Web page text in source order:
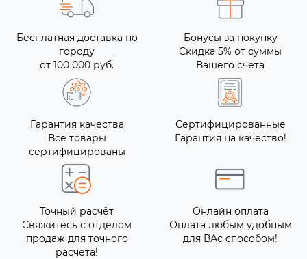
Бесплатная доставка по
городу
от 100 000 руб.
Бонусы за покупку
Скидка 5% от суммы
Вашего счета
Гарантия качества
Все товары
сертифицированы
Сертифицированные
Гарантия на качество!
Точный расчёт
Свяжитесь с отделом
продаж для точного
расчета!
Онлайн оплата
Оплата любым удобным
для ВАс способом!